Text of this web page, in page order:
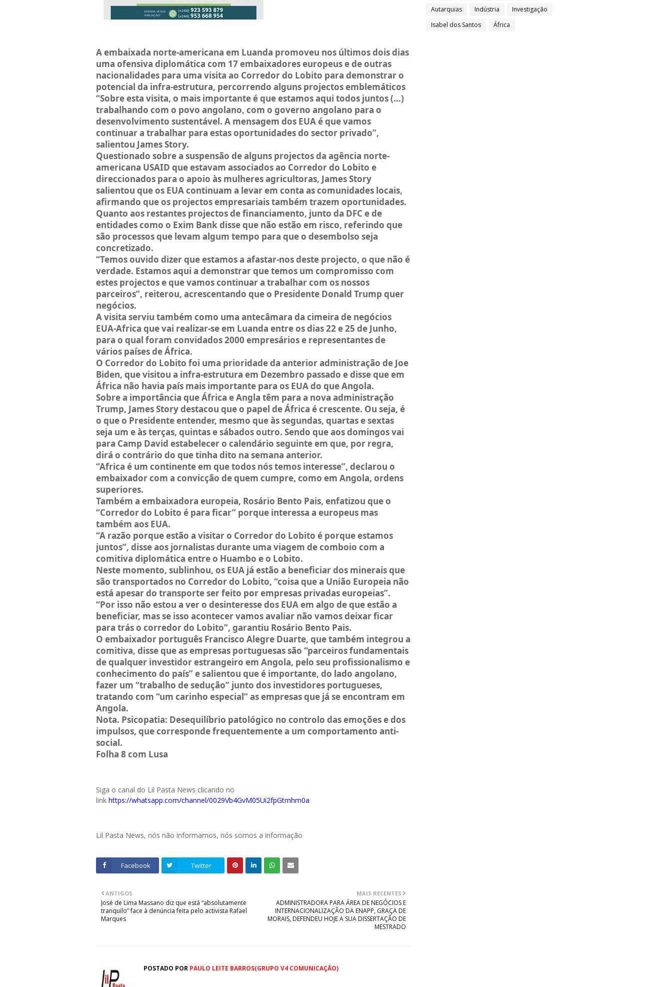
A embaixada norte-americana em Luanda promoveu nos últimos dois dias
uma ofensiva diplomática com 17 embaixadores europeus e de outras
nacionalidades para uma visita ao Corredor do Lobito para demonstrar o
potencial da infra-estrutura, percorrendo alguns projectos emblemáticos
“Sobre esta visita, o mais importante é que estamos aqui todos juntos (…)
trabalhando com o povo angolano, com o governo angolano para o
desenvolvimento sustentável. A mensagem dos EUA é que vamos
continuar a trabalhar para estas oportunidades do sector privado”,
salientou James Story.
Questionado sobre a suspensão de alguns projectos da agência norte-
americana USAID que estavam associados ao Corredor do Lobito e
direccionados para o apoio às mulheres agricultoras, James Story
salientou que os EUA continuam a levar em conta as comunidades locais,
afirmando que os projectos empresariais também trazem oportunidades.
Quanto aos restantes projectos de financiamento, junto da DFC e de
entidades como o Exim Bank disse que não estão em risco, referindo que
são processos que levam algum tempo para que o desembolso seja
concretizado.
“Temos ouvido dizer que estamos a afastar-nos deste projecto, o que não é
verdade. Estamos aqui a demonstrar que temos um compromisso com
estes projectos e que vamos continuar a trabalhar com os nossos
parceiros”, reiterou, acrescentando que o Presidente Donald Trump quer
negócios.
A visita serviu também como uma antecâmara da cimeira de negócios
EUA-Africa que vai realizar-se em Luanda entre os dias 22 e 25 de Junho,
para o qual foram convidados 2000 empresários e representantes de
vários países de África.
O Corredor do Lobito foi uma prioridade da anterior administração de Joe
Biden, que visitou a infra-estrutura em Dezembro passado e disse que em
África não havia país mais importante para os EUA do que Angola.
Sobre a importância que África e Angla têm para a nova administração
Trump, James Story destacou que o papel de África é crescente. Ou seja, é
o que o Presidente entender, mesmo que às segundas, quartas e sextas
seja um e às terças, quintas e sábados outro. Sendo que aos domingos vai
para Camp David estabelecer o calendário seguinte em que, por regra,
dirá o contrário do que tinha dito na semana anterior.
“Africa é um continente em que todos nós temos interesse”, declarou o
embaixador com a convicção de quem cumpre, como em Angola, ordens
superiores.
Também a embaixadora europeia, Rosário Bento Pais, enfatizou que o
“Corredor do Lobito é para ficar” porque interessa a europeus mas
também aos EUA.
“A razão porque estão a visitar o Corredor do Lobito é porque estamos
juntos”, disse aos jornalistas durante uma viagem de comboio com a
comitiva diplomática entre o Huambo e o Lobito.
Neste momento, sublinhou, os EUA já estão a beneficiar dos minerais que
são transportados no Corredor do Lobito, “coisa que a União Europeia não
está apesar do transporte ser feito por empresas privadas europeias”.
“Por isso não estou a ver o desinteresse dos EUA em algo de que estão a
beneficiar, mas se isso acontecer vamos avaliar não vamos deixar ficar
para trás o corredor do Lobito”, garantiu Rosário Bento Pais.
O embaixador português Francisco Alegre Duarte, que também integrou a
comitiva, disse que as empresas portuguesas são “parceiros fundamentais
de qualquer investidor estrangeiro em Angola, pelo seu profissionalismo e
conhecimento do país” e salientou que é importante, do lado angolano,
fazer um “trabalho de sedução” junto dos investidores portugueses,
tratando com “um carinho especial” as empresas que já se encontram em
Angola.
Nota. Psicopatia: Desequilíbrio patológico no controlo das emoções e dos
impulsos, que corresponde frequentemente a um comportamento anti-
social.
Folha 8 com Lusa
Siga o canal do Lil Pasta News clicando no
link https://whatsapp.com/channel/0029Vb4GvM05Ui2fpGtmhm0a
Lil Pasta News, nós não informamos, nós somos a informação
Facebook Twitter
MAIS RECENTES
ADMINISTRADORA PARA ÁREA DE NEGÓCIOS E
INTERNACIONALIZAÇÃO DA ENAPP, GRAÇA DE
MORAIS, DEFENDEU HOJE A SUA DISSERTAÇÃO DE
MESTRADO
ANTIGOS
José de Lima Massano diz que está “absolutamente
tranquilo” face à denúncia feita pelo activista Rafael
Marques
POSTADO POR PAULO LEITE BARROS(GRUPO V4 COMUNICAÇÃO)
Autarquias
Indústria
Investigação
Isabel dos Santos
África